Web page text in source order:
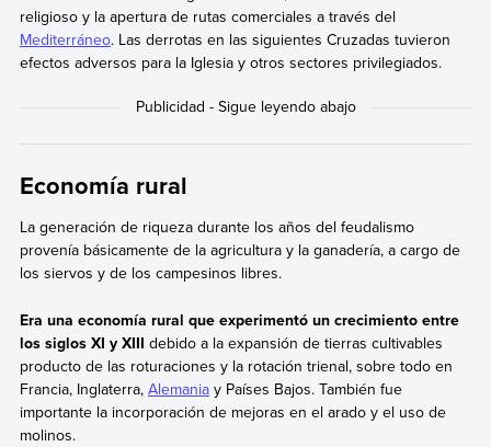
religioso y la apertura de rutas comerciales a través del
Mediterráneo. Las derrotas en las siguientes Cruzadas tuvieron
efectos adversos para la Iglesia y otros sectores privilegiados.
Economía rural
La generación de riqueza durante los años del feudalismo
provenía básicamente de la agricultura y la ganadería, a cargo de
los siervos y de los campesinos libres.
Era una economía rural que experimentó un crecimiento entre
los siglos XI y XIII debido a la expansión de tierras cultivables
producto de las roturaciones y la rotación trienal, sobre todo en
Francia, Inglaterra, Alemaniay Países Bajos. También fue
importante la incorporación de mejoras en el arado y el uso de
molinos.